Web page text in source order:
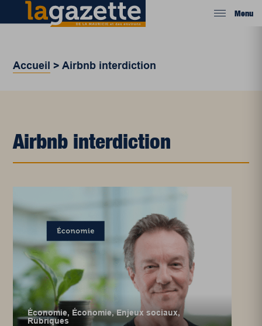
Menu
Accueil >Airbnb interdiction
Airbnb interdiction
Économie, Économie,Enjeux sociaux,
Rubriques